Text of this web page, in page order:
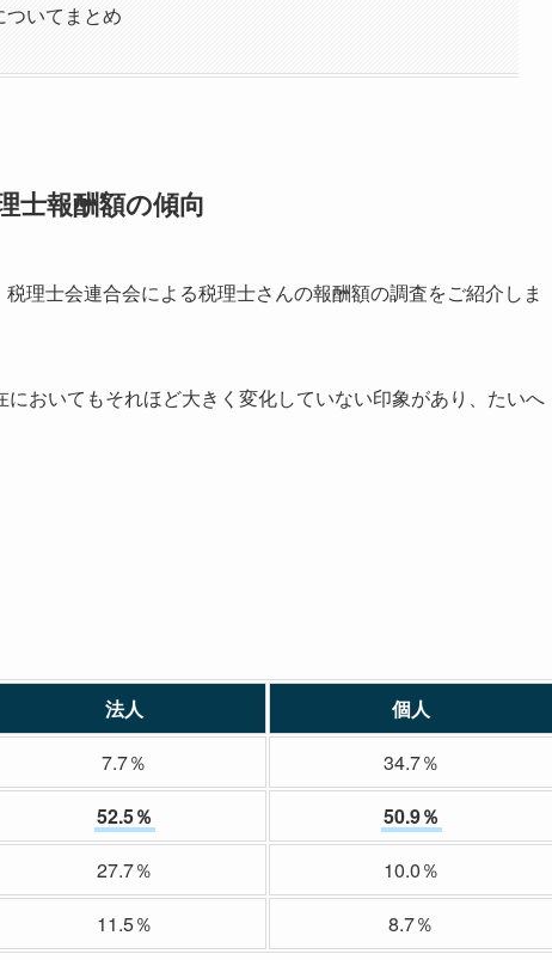
いてまとめ
士報酬額の傾向
理士会連合会による税理士さんの報酬額の調査をご紹介しま
おいてもそれほど大きく変化していない印象があり、たいへ
法人
個人
7.7％
34.7％
52.5％
50.9％
27.7％
10.0％
11.5％ 8.7％